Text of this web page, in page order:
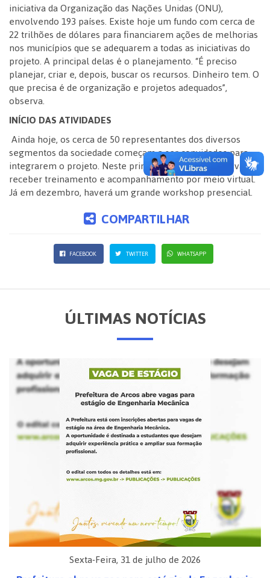
iniciativa da Organização das Nações Unidas (ONU),
envolvendo 193 países. Existe hoje um fundo com cerca de
22 trilhões de dólares para financiarem ações de melhorias
nos municípios que se adequarem a todas as iniciativas do
projeto. A principal delas é o planejamento. “É preciso
planejar, criar e, depois, buscar os recursos. Dinheiro tem. O
que precisa é de organização e projetos adequados”,
observa.
INÍCIO DAS ATIVIDADES
Ainda hoje, os cerca de 50 representantes dos diversos
segmentos da sociedade começam a ser convidados para
integrarem o projeto. Neste primeiro momento, eles vão
receber treinamento e acompanhamento por meio virtual.
Já em dezembro, haverá um grande workshop presencial.
COMPARTILHAR
FACEBOOK TWITTER WHATSAPP
ÚLTIMAS NOTÍCIAS
Sexta-Feira, 31 de julho de 2026